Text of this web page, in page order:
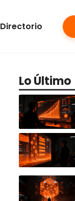
Directorio
Lo Último